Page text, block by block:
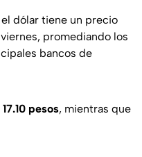
el dólar tiene un precio
promediando los
bancos de
17.10 pesos, mientras que